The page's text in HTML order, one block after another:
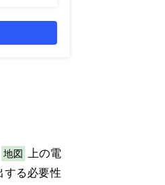
地図 上の電
する必要性